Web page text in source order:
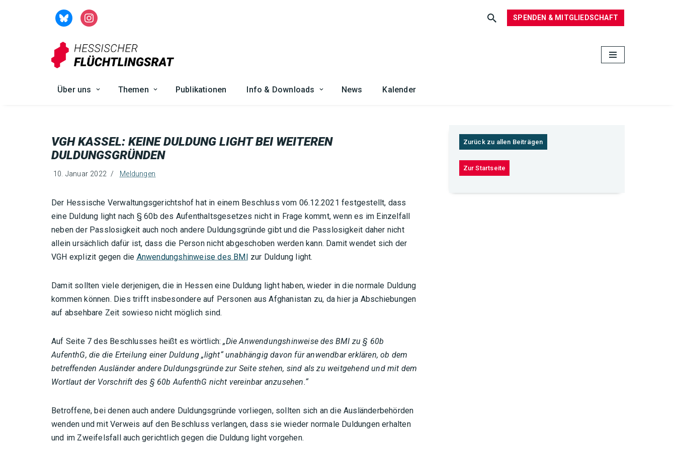
SPENDEN & MITGLIEDSCHAFT
Über uns Themen Publikationen Info & Downloads News Kalender
VGH KASSEL: KEINE DULDUNG LIGHT BEI WEITEREN
DULDUNGSGRÜNDEN
10. Januar 2022 Meldungen
Der Hessische Verwaltungsgerichtshof hat in einem Beschluss vom 06.12.2021 festgestellt, dass
eine Duldung light nach § 60b des Aufenthaltsgesetzes nicht in Frage kommt, wenn es im Einzelfall
neben der Passlosigkeit auch noch andere Duldungsgründe gibt und die Passlosigkeit daher nicht
allein ursächlich dafür ist, dass die Person nicht abgeschoben werden kann. Damit wendet sich der
VGH explizit gegen die Anwendungshinweise des BMI zur Duldung light.
Damit sollten viele derjenigen, die in Hessen eine Duldung light haben, wieder in die normale Duldung
kommen können. Dies trifft insbesondere auf Personen aus Afghanistan zu, da hier ja Abschiebungen
auf absehbare Zeit sowieso nicht möglich sind.
Auf Seite 7 des Beschlusses heißt es wörtlich:„Die Anwendungshinweise des BMI zu § 60b
AufenthG, die die Erteilung einer Duldung „light“ unabhängig davon für anwendbar erklären, ob dem
betreffenden Ausländer andere Duldungsgründe zur Seite stehen, sind als zu weitgehend und mit dem
Wortlaut der Vorschrift des § 60b AufenthG nicht vereinbar anzusehen.“
Betroffene, bei denen auch andere Duldungsgründe vorliegen, sollten sich an die Ausländerbehörden
wenden und mit Verweis auf den Beschluss verlangen, dass sie wieder normale Duldungen erhalten
und im Zweifelsfall auch gerichtlich gegen die Duldung light vorgehen.
Zurück zu allen Beiträgen
Zur Startseite